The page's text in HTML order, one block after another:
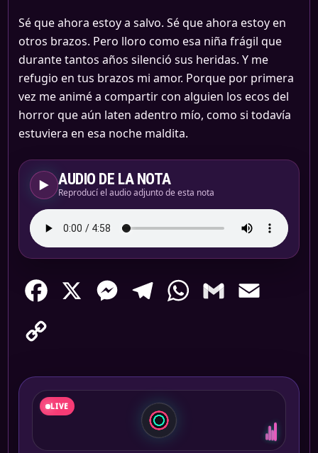
Sé que ahora estoy a salvo. Sé que ahora estoy en
otros brazos. Pero lloro como esa niña frágil que
durante tantos años silenció sus heridas. Y me
refugio en tus brazos mi amor. Porque por primera
vez me animé a compartir con alguien los ecos del
horror que aún laten adentro mío, como si todavía
estuviera en esa noche maldita.
▶ AUDIO DE LA NOTA
Reproducí el audio adjunto de esta nota
Facebook MessengerTelegramWhatsAppGmail
LIVE